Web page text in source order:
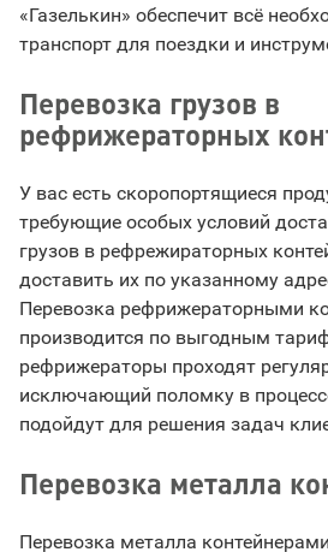
«Газелькин» обеспечит всё
транспорт для поездки и
Перевозка грузов в
рефрижераторных
У вас есть скоропортящиеся
требующие особых условий
грузов в рефрежираторных
доставить их по указанному
Перевозка рефрижераторными
производится по выгодным
рефрижераторы проходят
исключающий поломку в
подойдут для решения задач
Перевозка металла
Перевозка металла